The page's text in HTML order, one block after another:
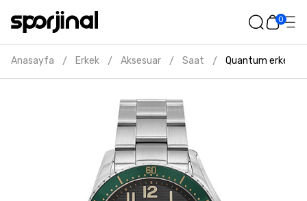
0
Anasayfa / Erkek / Aksesuar / Saat / Quantum erkek